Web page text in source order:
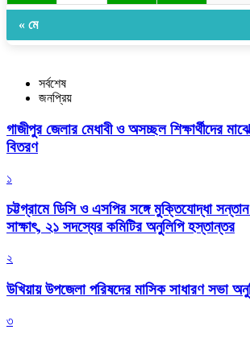
« মে
সর্বশেষ
জনপ্রিয়
গাজীপুর জেলার মেধাবী ও অসচ্ছল শিক্ষার্থীদের
বিতরণ
১
চট্টগ্রামে ডিসি ও এসপির সঙ্গে মুক্তিযোদ্ধা
সাক্ষাৎ, ২১ সদস্যের কমিটির অনুলিপি হস্তান্তর
২
উখিয়ায় উপজেলা পরিষদের মাসিক সাধারণ সভা
৩